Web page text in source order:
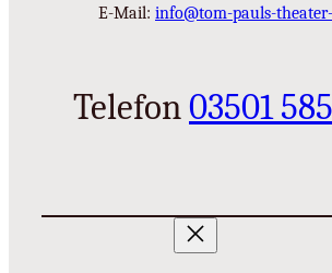
E-Mail: info@tom-pauls-
Telefon03501